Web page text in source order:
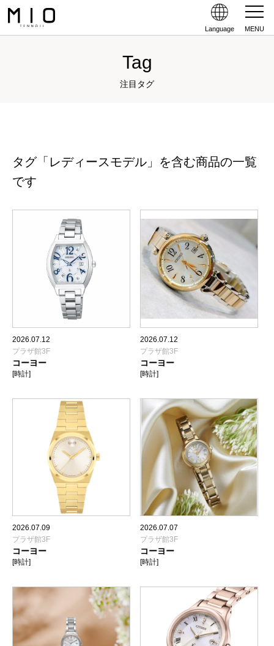
Language MENU
Tag
注目タグ
タグ「レディースモデル」を含む商品の一覧
です
2026.07.12
プラザ館3F
コーヨー
[時計]
2026.07.12
プラザ館3F
コーヨー
[時計]
2026.07.09
プラザ館3F
コーヨー
[時計]
2026.07.07
プラザ館3F
コーヨー
[時計]